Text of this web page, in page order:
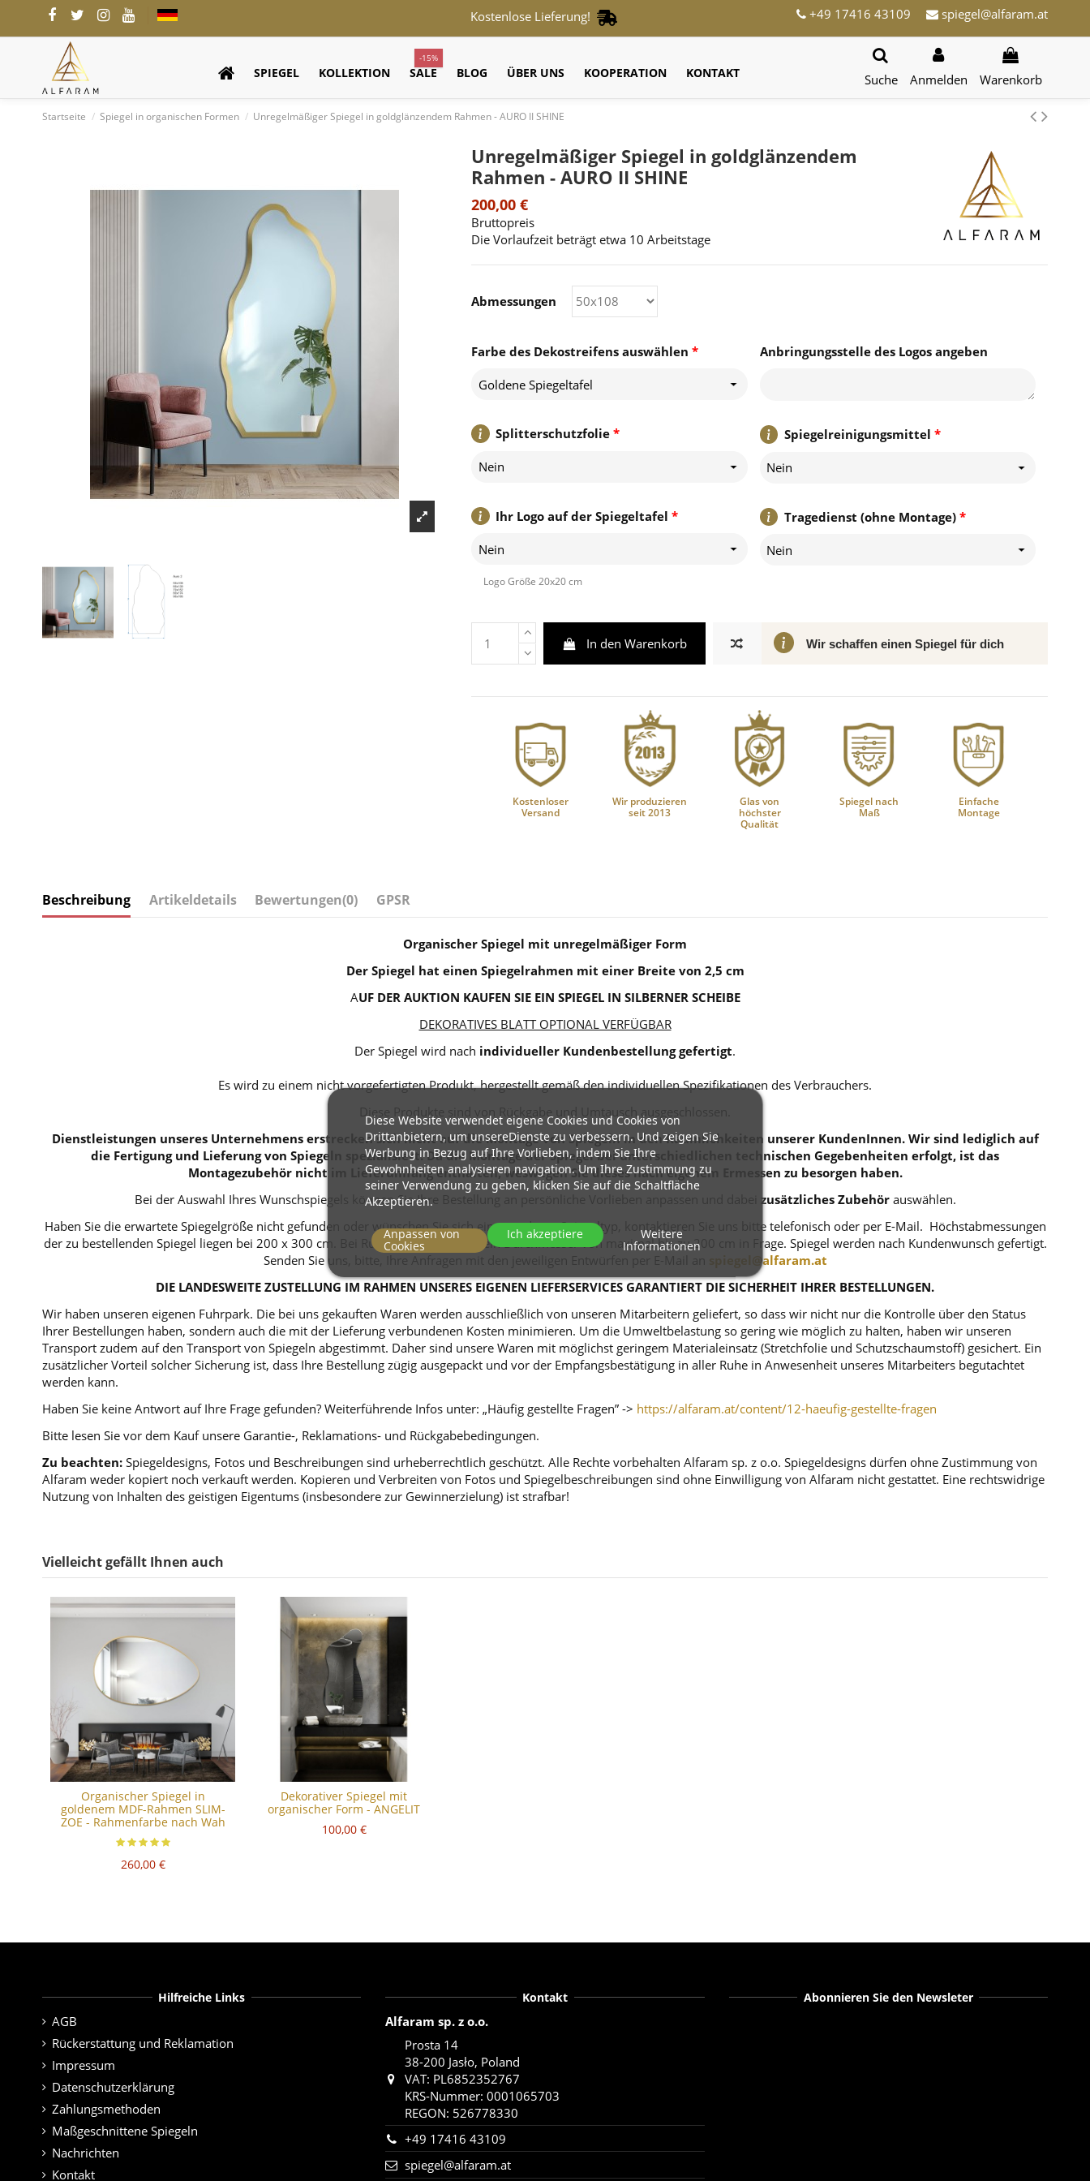
Kostenlose Lieferung! +49 17416 43109 spiegel@alfaram.at
SPIEGEL KOLLEKTION SALE
-15%
BLOG ÜBER UNS KOOPERATION KONTAKT Suche Anmelden Warenkorb
Startseite Spiegel in organischen Formen Unregelmäßiger Spiegel in goldglänzendem Rahmen - AURO II SHINE
Unregelmäßiger Spiegel in goldglänzendem
Rahmen - AURO II SHINE
200,00 €
Bruttopreis
Die Vorlaufzeit beträgt etwa 10 Arbeitstage
*
Farbe des Dekostreifens auswählen
Goldene Spiegeltafel
*
Splitterschutzfolie
Nein
*
Ihr Logo auf der Spiegeltafel
Nein
Logo Größe 20x20 cm
Anbringungsstelle des Logos angeben
*
Spiegelreinigungsmittel
Nein
*
Tragedienst (ohne Montage)
Nein
Abmessungen
In den Warenkorb Wir schaffen einen Spiegel für dich
Kostenloser
Versand
Wir produzieren
seit 2013
Glas von
höchster
Qualität
Spiegel nach
Maß
Einfache
Montage
Beschreibung Artikeldetails Bewertungen(0) GPSR
Organischer Spiegel mit unregelmäßiger Form
Der Spiegel hat einen Spiegelrahmen mit einer Breite von 2,5 cm
AUF DER AUKTION KAUFEN SIE EIN SPIEGEL IN SILBERNER SCHEIBE
DEKORATIVES BLATT OPTIONAL VERFÜGBAR
Der Spiegel wird nach individueller Kundenbestellung gefertigt.
Es wird zu einem nicht vorgefertigten Produkt, hergestellt gemäß den individuellen Spezifikationen des Verbrauchers.
Diese Produkte sind von Rückgabe und Umtausch ausgeschlossen.
Dienstleistungen unseres Unternehmens erstrecken sich nicht auf die Montage von Spiegeln in den Räumlichkeiten unserer KundenInnen. Wir sind lediglich auf
die Fertigung und Lieferung von Spiegeln spezialisiert. Da die Montage der Spiegel bei unterschiedlichen technischen Gegebenheiten erfolgt, ist das
Montagezubehör nicht im Lieferumfang enthalten, weswegen Sie dieses nach eigenem Ermessen zu besorgen haben.
Bei der Auswahl Ihres Wunschspiegels können Sie Ihre Bestellung an persönliche Vorlieben anpassen und dabei zusätzliches Zubehörauswählen.
Haben Sie die erwartete Spiegelgröße nicht gefunden oder wünschen Sie sich einen anderen Spiegeltyp, kontaktieren Sie uns bitte telefonisch oder per E-Mail. Höchstabmessungen
der zu bestellenden Spiegel liegen bei 200 x 300 cm. Bei Rundspiegeln kommt ein Durchmesser von maximal bis zu 200 cm in Frage. Spiegel werden nach Kundenwunsch gefertigt.
Senden Sie uns, bitte, Ihre Anfragen mit den jeweiligen Entwürfen per E-Mail an
spiegel@alfaram.at
DIE LANDESWEITE ZUSTELLUNG IM RAHMEN UNSERES EIGENEN LIEFERSERVICES GARANTIERT DIE SICHERHEIT IHRER BESTELLUNGEN.
Wir haben unseren eigenen Fuhrpark. Die bei uns gekauften Waren werden ausschließlich von unseren Mitarbeitern geliefert, so dass wir nicht nur die Kontrolle über den Status
Ihrer Bestellungen haben, sondern auch die mit der Lieferung verbundenen Kosten minimieren. Um die Umweltbelastung so gering wie möglich zu halten, haben wir unseren
Transport zudem auf den Transport von Spiegeln abgestimmt. Daher sind unsere Waren mit möglichst geringem Materialeinsatz (Stretchfolie und Schutzschaumstoff) gesichert. Ein
zusätzlicher Vorteil solcher Sicherung ist, dass Ihre Bestellung zügig ausgepackt und vor der Empfangsbestätigung in aller Ruhe in Anwesenheit unseres Mitarbeiters begutachtet
werden kann.
Haben Sie keine Antwort auf Ihre Frage gefunden? Weiterführende Infos unter: „Häufig gestellte Fragen” -> https://alfaram.at/content/12-haeufig-gestellte-fragen
Bitte lesen Sie vor dem Kauf unsere Garantie-, Reklamations- und Rückgabebedingungen.
Zu beachten: Spiegeldesigns, Fotos und Beschreibungen sind urheberrechtlich geschützt. Alle Rechte vorbehalten Alfaram sp. z o.o. Spiegeldesigns dürfen ohne Zustimmung von
Alfaram weder kopiert noch verkauft werden. Kopieren und Verbreiten von Fotos und Spiegelbeschreibungen sind ohne Einwilligung von Alfaram nicht gestattet. Eine rechtswidrige
Nutzung von Inhalten des geistigen Eigentums (insbesondere zur Gewinnerzielung) ist strafbar!
Vielleicht gefällt Ihnen auch
Organischer Spiegel in
goldenem MDF-Rahmen SLIM-
ZOE - Rahmenfarbe nach Wah
260,00 €
Dekorativer Spiegel mit
organischer Form - ANGELIT
100,00 €
Hilfreiche Links
AGB
Rückerstattung und Reklamation
Impressum
Datenschutzerklärung
Zahlungsmethoden
Maßgeschnittene Spiegeln
Nachrichten
Kontakt
Kontakt
Alfaram sp. z o.o.
Prosta 14
38-200 Jasło, Poland
VAT: PL6852352767
KRS-Nummer: 0001065703
REGON: 526778330
+49 17416 43109
spiegel@alfaram.at
Diese Website verwendet eigene Cookies und Cookies von
Drittanbietern, um unsereDienste zu verbessern. Und zeigen Sie
Werbung in Bezug auf Ihre Vorlieben, indem Sie Ihre
Gewohnheiten analysieren navigation. Um Ihre Zustimmung zu
seiner Verwendung zu geben, klicken Sie auf die Schaltfläche
Akzeptieren.
Weitere
Informationen
Anpassen von
Cookies
Ich akzeptiere
Abonnieren Sie den Newsleter